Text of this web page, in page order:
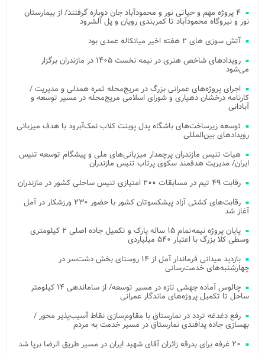
۴ پروژه مهم و حیاتی نور و محمودآباد جان دوباره گرفتند/ از بیمارستان
نور و نیروگاه محمودآباد تا کمربندی رویان و پل آلشرود
آتش‌ سوزی‌ های ۲ هفته اخیر میانکاله عمدی بود
رویدادهای شاخص هنری در نیمه نخست ۱۴۰۵ در مازندران برگزار
می‌شود
اجرای پروژه‌های عمرانی بزرگ در مریج‌محله ثمره همدلی و مدیریت /
کارنامه درخشان دهیاری و شورای اسلامی مریج‌محله در مسیر توسعه و
آبادانی
توسعه زیرساخت‌های باشگاه پدل پوینت کلاب نمک‌آبرود با هدف میزبانی
رویدادهای بین‌المللی
هیات تنیس مازندران پرچمدار میزبانی‌های ملی و پیشگام توسعه تنیس
ایران/ مدیریت هدفمند سکوی پرتاب تنیس مازندران
رقابت ۴۹ تیم در مسابقات ۲۰۰ امتیازی تنیس ساحلی کشور در مازندران
رقابت‌های کشتی آزاد پیشکسوتان کشور با حضور ۲۳۰ ورزشکار در آمل
آغاز شد
پایان پروژه نیمه‌تمام ۱۵ ساله پارک و تکمیل جاده اصلی ۲ کیلومتری
وسطی کلا بزرگ با اعتبار ۵۴۰ میلیاردی
بازدید میدانی فرماندار آمل از ۱۴ روستای بخش دشت‌سر در
چهارشنبه‌های خدمت‌رسانی
چالوس آماده جهشی تازه در مسیر توسعه/ از ساماندهی ۱۴ کیلومتر
ساحل تا تکمیل پروژه‌های ماندگار عمرانی
رفع دغدغه تردد در نمارستاق با مقاوم‌سازی نقاط آسیب‌پذیر محور /
بهسازی جاده پدافندی نمارستاق در مسیر خدمت به مردم
۲۰ غرفه برای بدرقه زائران آقای شهید ایران در مسیر طریق الرضا برپا شد